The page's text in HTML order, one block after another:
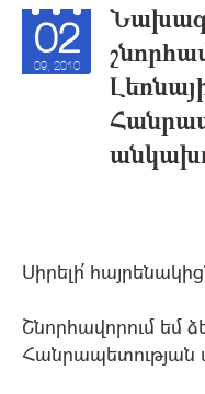
02
09, 2010
Սիրելի՛
Շնորհավորում եմ
Հանրապետության